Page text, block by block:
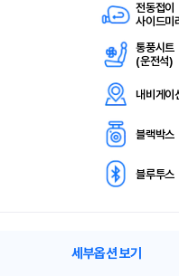
전동접이
사이드미
통풍시트
(운전석)
내비게이
블랙박스
블루투스
세부옵션 보기